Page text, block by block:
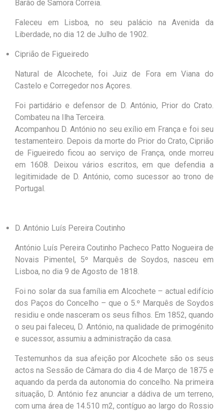
Barão de Samora Correia.
Faleceu em Lisboa, no seu palácio na Avenida da
Liberdade, no dia 12 de Julho de 1902.
Ciprião de Figueiredo
Natural de Alcochete, foi Juiz de Fora em Viana do
Castelo e Corregedor nos Açores.
Foi partidário e defensor de D. António, Prior do Crato.
Combateu na Ilha Terceira.
Acompanhou D. António no seu exílio em França e foi seu
testamenteiro. Depois da morte do Prior do Crato, Ciprião
de Figueiredo ficou ao serviço de França, onde morreu
em 1608. Deixou vários escritos, em que defendia a
legitimidade de D. António, como sucessor ao trono de
Portugal.
D. António Luís Pereira Coutinho
António Luís Pereira Coutinho Pacheco Patto Nogueira de
Novais Pimentel, 5º Marquês de Soydos, nasceu em
Lisboa, no dia 9 de Agosto de 1818.
Foi no solar da sua família em Alcochete – actual edifício
dos Paços do Concelho – que o 5.º Marquês de Soydos
residiu e onde nasceram os seus filhos. Em 1852, quando
o seu pai faleceu, D. António, na qualidade de primogénito
e sucessor, assumiu a administração da casa.
Testemunhos da sua afeição por Alcochete são os seus
actos na Sessão de Câmara do dia 4 de Março de 1875 e
aquando da perda da autonomia do concelho. Na primeira
situação, D. António fez anunciar a dádiva de um terreno,
com uma área de 14.510 m2, contíguo ao largo do Rossio